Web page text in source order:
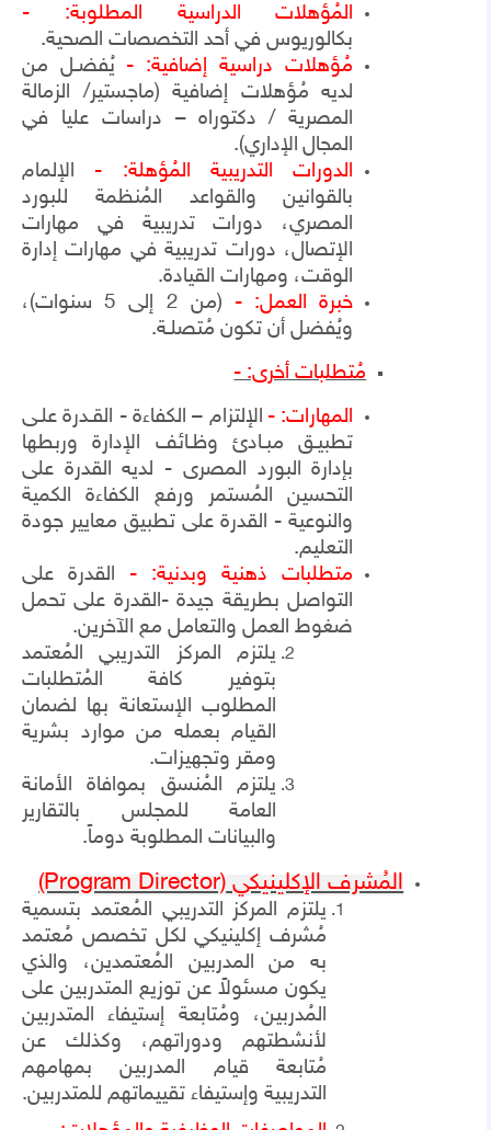
المُؤهلات الدراسية المطلوبة: -
بكالوريوس في أحد التخصصات الصحية.
مُؤهلات دراسية إضافية: - يُفضـل من
لديه مُؤهلات إضافية (ماجستير/ الزمالة
المصرية / دكتوراه – دراسات عليا في
المجال الإداري).
الدورات التدريبية المُؤهلة: - الإلمام
بالقوانين والقواعد المُنظمة للبورد
المصري، دورات تدريبية في مهارات
الإتصال، دورات تدريبية في مهارات إدارة
الوقت، ومهارات القيادة.
خبرة العمل: -
(من 2 إلى 5 سنوات)،
ويُفضل أن تكون مُتصلـة.
مُتطلبات أخرى: -
المهارات: - الإلتزام – الكفاءة - القـدرة علـى
تطبيـق مبـادئ وظـائف الإدارة وربطها
بإدارة البورد المصرى - لديه القدرة على
التحسين المُستمر ورفع الكفاءة الكمية
والنوعية - القدرة على تطبيق معايير جودة
التعليم.
متطلبات ذهنية
وبدنية: -
القدرة على
التواصل بطريقة جيدة-القدرة على تحمل
ضغوط العمل والتعامل مع الآخرين.
يلتزم المركز التدريبي المُعتمد
بتوفير كافة المُتطلبات
المطلوب الإستعانة بها لضمان
القيام بعمله من موارد بشرية
ومقر وتجهيزات.
يلتزم المُنسق بموافاة الأمانة
العامة للمجلس بالتقارير
والبيانات المطلوبة دوماً.
المُشرف الإكلينيكي (Program Director)
يلتزم المركز التدريبي المُعتمد بتسمية
مُشرف إكلينيكي لكل تخصص مُعتمد
به من المدربين المُعتمدين، والذي
يكون مسئولاً عن توزيع المتدربين على
المُدربين، ومُتابعة إستيفاء المتدربين
لأنشطتهم ودوراتهم، وكذلك عن
مُتابعة قيام المدربين بمهامهم
التدريبية وإستيفاء تقييماتهم للمتدربين.